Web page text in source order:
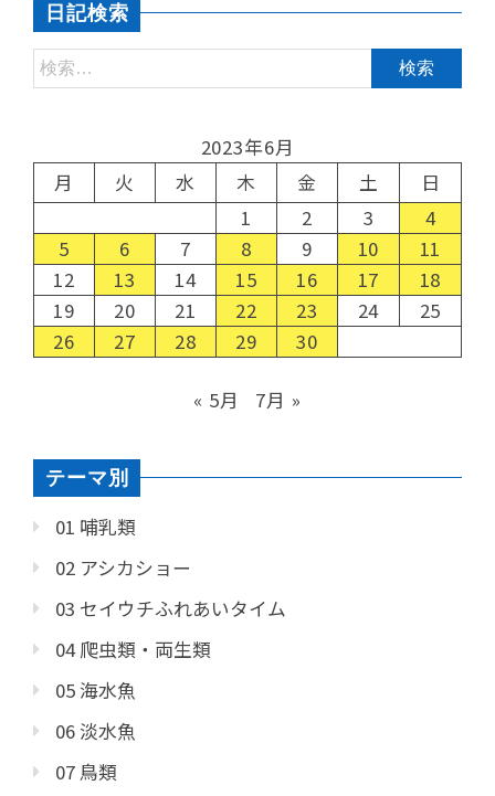
日記検索
2023年6月
月
火 水 木 金 土
日
1
2 3
4
5
6 7 8 9 10
11
12
13 14 15 16 17
18
19
20 21 22 23 24
25
26
27 28 29 30
« 5月 7月 »
テーマ別
01 哺乳類
02 アシカショー
03 セイウチふれあいタイム
04 爬虫類・両生類
05 海水魚
06 淡水魚
07 鳥類